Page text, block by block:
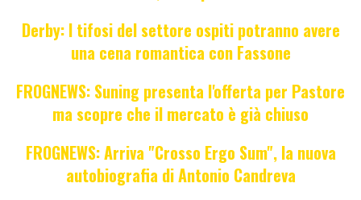
Derby: I tifosi del settore ospiti potranno avere
una cena romantica con Fassone
FROGNEWS: Suning presenta l'offerta per Pastore
ma scopre che il mercato è già chiuso
FROGNEWS: Arriva "Crosso Ergo Sum", la nuova
autobiografia di Antonio Candreva